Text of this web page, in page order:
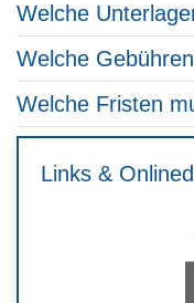
Welche
Welche
Welche Fristen
Links &